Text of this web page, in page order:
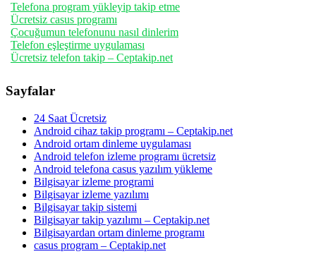
Telefona program yükleyip takip etme
Ücretsiz casus programı
Çocuğumun telefonunu nasıl dinlerim
Telefon eşleştirme uygulaması
Ücretsiz telefon takip – Ceptakip.net
Sayfalar
24 Saat Ücretsiz
Android cihaz takip programı – Ceptakip.net
Android ortam dinleme uygulaması
Android telefon izleme programı ücretsiz
Android telefona casus yazılım yükleme
Bilgisayar izleme programi
Bilgisayar izleme yazılımı
Bilgisayar takip sistemi
Bilgisayar takip yazılımı – Ceptakip.net
Bilgisayardan ortam dinleme programı
casus program – Ceptakip.net